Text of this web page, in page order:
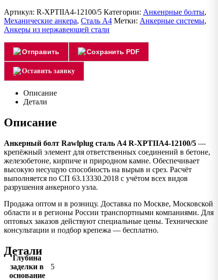
Артикул: R-XPTIIA4-12100/5 Категории: Анкенрные болты,
Механические анкера, Сталь А4 Метки: Анкерные системы,
Анкеры из нержавеющей стали
Отправить Сохранить PDF
Оставить заявку
Описание
Детали
Описание
Анкерный болт Rawlplug сталь А4 R-XPTIIA4-12100/5 —
крепёжный элемент для ответственных соединений в бетоне,
железобетоне, кирпиче и природном камне. Обеспечивает
высокую несущую способность на вырыв и срез. Расчёт
выполняется по СП 63.13330.2018 с учётом всех видов
разрушения анкерного узла.
Продажа оптом и в розницу. Доставка по Москве, Московской
области и в регионы России транспортными компаниями. Для
оптовых заказов действуют специальные цены. Технические
консультации и подбор крепежа — бесплатно.
Детали
Глубина
заделки в
основание
5